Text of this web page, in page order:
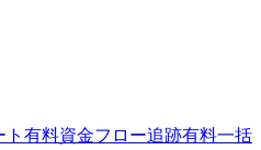
有料資金フロー追跡有料一括